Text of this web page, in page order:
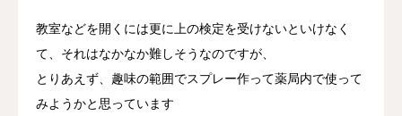
教室などを開くには更に上の検定を受けないといけなく
て、それはなかなか難しそうなのですが、
とりあえず、趣味の範囲でスプレー作って薬局内で使って
みようかと思っています